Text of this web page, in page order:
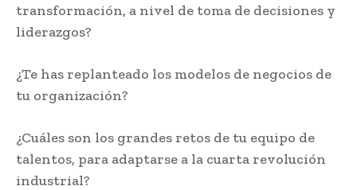
transformación, a nivel de toma de decisiones y
liderazgos?
¿Te has replanteado los modelos de negocios de
tu organización?
¿Cuáles son los grandes retos de tu equipo de
talentos, para adaptarse a la cuarta revolución
industrial?